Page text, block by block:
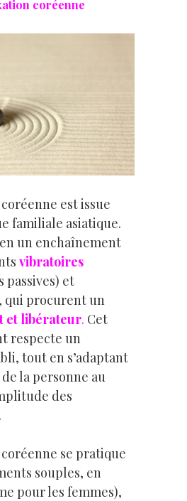
coréenne
est issue
familiale asiatique.
un enchaînement
vibratoires
passives) et
qui procurent un
et libérateur. Cet
respecte un
tout en s’adaptant
la personne au
des
se pratique
souples, en
pour les femmes),